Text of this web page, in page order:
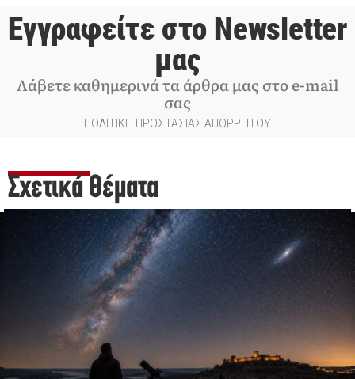
Εγγραφείτε στο Newsletter
μας
Λάβετε καθημερινά τα άρθρα μας στο e-mail
σας
ΠΟΛΙΤΙΚΗ ΠΡΟΣΤΑΣΙΑΣ ΑΠΟΡΡΗΤΟΥ
Σχετικά Θέματα